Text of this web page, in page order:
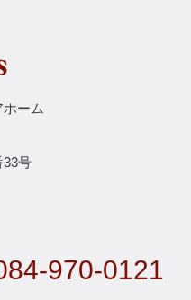
ーム
33号
970-0121